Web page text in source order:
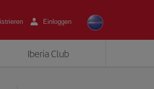
Einloggen
Iberia Club